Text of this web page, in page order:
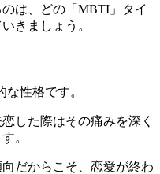
は、どの「MBTI」タイ
きましょう。
性格です。
した際はその痛みを深く
。
だからこそ、恋愛が終わ